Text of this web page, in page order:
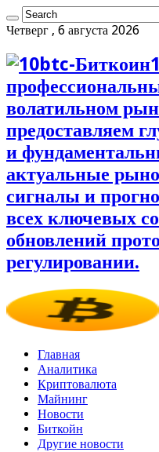
Четверг , 6 августа 2026
волатильном
предоставляем
и
актуальные
сигналы и
всех ключевых
обновлений
регулировании.
Главная
Аналитика
Криптовалюта
Майнинг
Новости
Биткойн
Другие новости